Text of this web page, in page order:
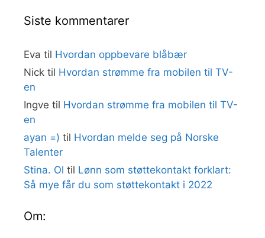
Siste kommentarer
Eva til Hvordan oppbevare blåbær
Nick til Hvordan strømme fra mobilen til TV-
en
Ingve til Hvordan strømme fra mobilen til TV-
en
ayan =) til Hvordan melde seg på Norske
Talenter
Stina. Ol til Lønn som støttekontakt forklart:
Så mye får du som støttekontakt i 2022
Om: